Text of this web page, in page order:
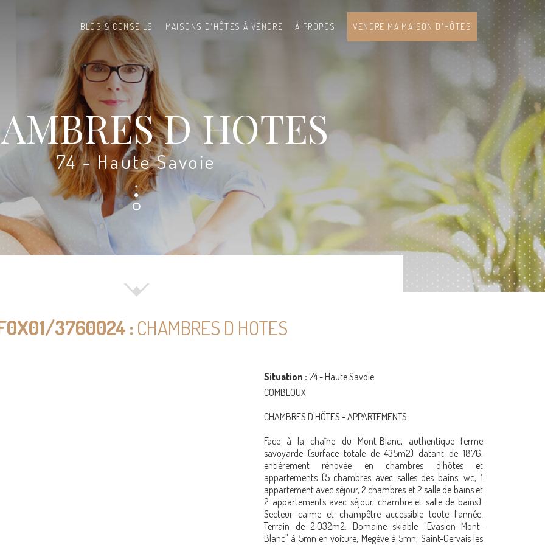
BLOG & CONSEILS MAISONS D'HÔTES À VENDRE À PROPOS VENDRE MA MAISON D'HÔTES
D HOTES
74 - Haute Savoie
3760024 : CHAMBRES D HOTES
Situation : 74 - Haute Savoie
COMBLOUX
CHAMBRES D'HÔTES - APPARTEMENTS
Face à la chaîne du Mont-Blanc, authentique ferme
savoyarde (surface totale de 435m2) datant de 1876,
entièrement rénovée en chambres d'hôtes et
appartements (5 chambres avec salles des bains, wc, 1
appartement avec séjour, 2 chambres et 2 salle de bains et
2 appartements avec séjour, chambre et salle de bains).
Secteur calme et champêtre accessible toute l'année.
Terrain de 2.032m2. Domaine skiable "Evasion Mont-
Blanc" à 5mn en voiture, Megève à 5mn, Saint-Gervais les